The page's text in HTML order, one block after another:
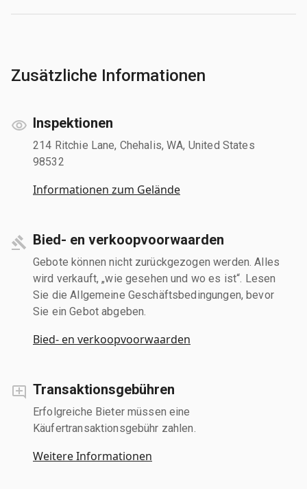
Zusätzliche Informationen
Inspektionen
214 Ritchie Lane, Chehalis, WA, United States
98532
Informationen zum Gelände
Bied- en verkoopvoorwaarden
Gebote können nicht zurückgezogen werden. Alles
wird verkauft, „wie gesehen und wo es ist“. Lesen
Sie die Allgemeine Geschäftsbedingungen, bevor
Sie ein Gebot abgeben.
Bied- en verkoopvoorwaarden
Transaktionsgebühren
Erfolgreiche Bieter müssen eine
Käufertransaktionsgebühr zahlen.
Weitere Informationen